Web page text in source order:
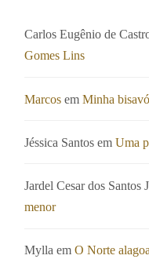
Carlos Eugênio de
Gomes Lins
Marcos emMinha
Jéssica Santos emUma
Jardel Cesar dos Santos
menor
Mylla emO Norte